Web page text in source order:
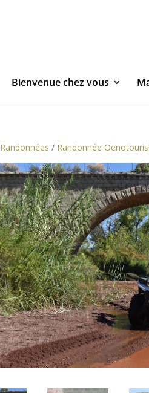
Bienvenue chez vous
Randonnées / Randonnée